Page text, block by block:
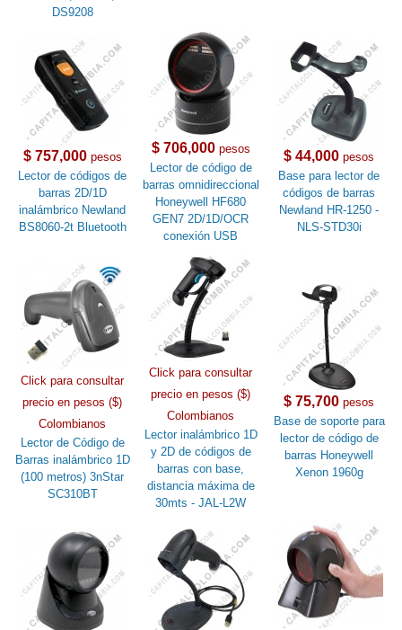
DS9208
$ 757,000pesos
Lector de códigos de
barras 2D/1D
inalámbrico Newland
BS8060-2t Bluetooth
$ 706,000pesos
Lector de código de
barras omnidireccional
Honeywell HF680
GEN7 2D/1D/OCR
conexión USB
$ 44,000 pesos
Base para lector de
códigos de barras
Newland HR-1250 -
NLS-STD30i
Click para consultar
precio en pesos ($)
Colombianos
Lector de Código de
Barras inalámbrico 1D
(100 metros) 3nStar
SC310BT
Click para consultar
precio en pesos ($)
Colombianos
Lector inalámbrico 1D
y 2D de códigos de
barras con base,
distancia máxima de
30mts - JAL-L2W
$ 75,700 pesos
Base de soporte para
lector de código de
barras Honeywell
Xenon 1960g